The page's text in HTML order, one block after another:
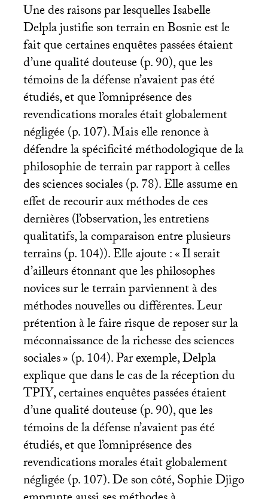
Une des raisons par lesquelles Isabelle
Delpla justifie son terrain en Bosnie est le
fait que certaines enquêtes passées étaient
d’une qualité douteuse (p. 90), que les
témoins de la défense n’avaient pas été
étudiés, et que l’omniprésence des
revendications morales était globalement
négligée (p. 107). Mais elle renonce à
défendre la spécificité méthodologique de la
philosophie de terrain par rapport à celles
des sciences sociales (p. 78). Elle assume en
effet de recourir aux méthodes de ces
dernières (l’observation, les entretiens
qualitatifs, la comparaison entre plusieurs
terrains (p. 104)). Elle ajoute : «Il serait
d’ailleurs étonnant que les philosophes
novices sur le terrain parviennent à des
méthodes nouvelles ou différentes. Leur
prétention à le faire risque de reposer sur la
méconnaissance de la richesse des sciences
sociales» (p. 104). Par exemple, Delpla
explique que dans le cas de la réception du
TPIY, certaines enquêtes passées étaient
d’une qualité douteuse (p. 90), que les
témoins de la défense n’avaient pas été
étudiés, et que l’omniprésence des
revendications morales était globalement
négligée (p. 107). De son côté, Sophie Djigo